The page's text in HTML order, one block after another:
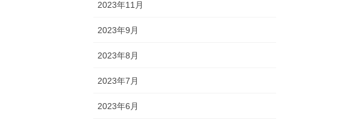
2023年11月
2023年9月
2023年8月
2023年7月
2023年6月